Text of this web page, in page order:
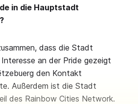
in die Hauptstadt
dass die Stadt
an der Pride gezeigt
den Kontakt
Außerdem ist die Stadt
des Rainbow Cities Network.